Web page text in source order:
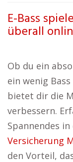
E-Bass
überall
Ob du ein
ein wenig
bietet dir die
verbessern.
Spannendes
Versicherung
den Vorteil,